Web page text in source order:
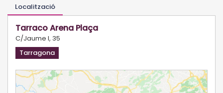
Localització
Tarraco Arena Plaça
C/Jaume I, 35
Tarragona